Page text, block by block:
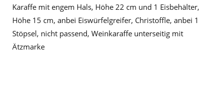
Karaffe mit engem Hals, Höhe 22 cm und 1 Eisbehälter,
Höhe 15 cm, anbei Eiswürfelgreifer, Christoffle, anbei 1
Stöpsel, nicht passend, Weinkaraffe unterseitig mit
Ätzmarke